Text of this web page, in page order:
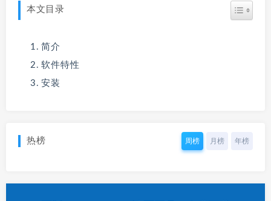
本文目录
简介
软件特性
安装
热榜 周榜 月榜 年榜